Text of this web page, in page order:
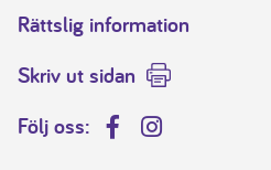
Rättslig information
Skriv ut sidan
Följ oss:
FacebookInstagram